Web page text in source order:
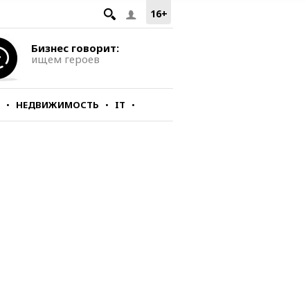
16+
Бизнес говорит:
ищем героев
НЕДВИЖИМОСТЬ IT